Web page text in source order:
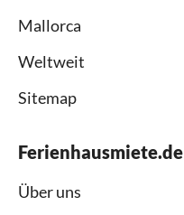
Mallorca
Weltweit
Sitemap
Ferienhausmiete.de
Über uns